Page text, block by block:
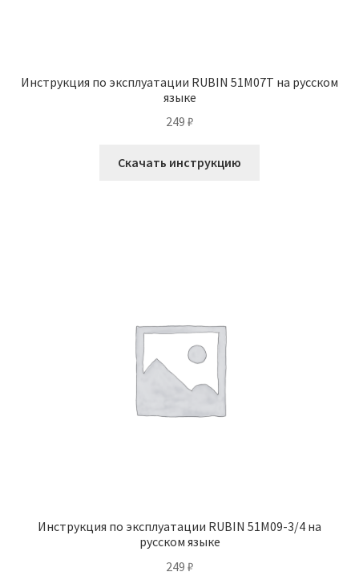
Инструкция по эксплуатации RUBIN 51M07T на русском
языке
249 ₽
Скачать инструкцию
Инструкция по эксплуатации RUBIN 51M09-3/4 на
русском языке
249 ₽